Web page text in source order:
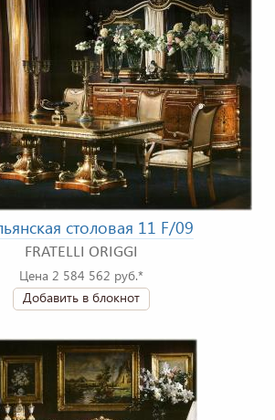
столовая 11 F/09
FRATELLI ORIGGI
Цена 2 584 562 руб.*
Добавить в блокнот